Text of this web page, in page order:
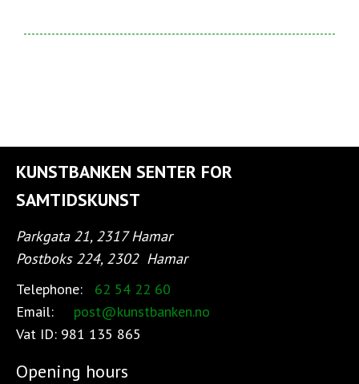
KUNSTBANKEN SENTER FOR
SAMTIDSKUNST
Parkgata 21, 2317 Hamar
Postboks 224, 2302 Hamar
Telephone:
62 54 22 60
Email:
post@kunstbanken.no
Vat ID: 981 135 865
Opening hours